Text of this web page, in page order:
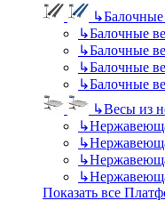
↳
↳Балочные
↳Балочные
↳Балочные
↳Балочные
↳Весы из
↳
↳
↳
↳
Показать все